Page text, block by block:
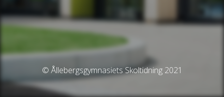
© Ållebergsgymnasiets Skoltidning 2021